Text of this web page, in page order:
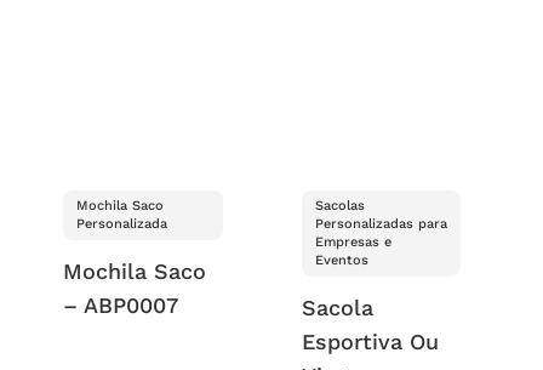
Mochila Saco
Personalizada
Mochila Saco
– ABP0007
Sacolas
Personalizadas para
Empresas e
Eventos
Sacola
Esportiva Ou